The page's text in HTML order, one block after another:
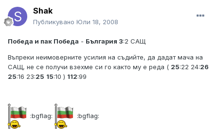
Shak
Публикувано Юли 18, 2008
Победа и пак Победа - България 3:2 САЩ
Въпреки неимоверните усилия на съдийте, да дадат мача на
САЩ, не се получи взехме си го както му е реда ( 25:22 24:26
25:16 23:25 15:10 ) 112:99
:bgflag: :bgflag: